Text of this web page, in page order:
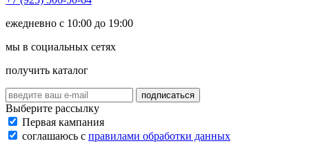
ежедневно с 10:00 до 19:00
мы в социальных сетях
получить каталог
подписаться
Выберите рассылку
Первая кампания
соглашаюсь с правилами обработки данных